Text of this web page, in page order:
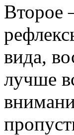
Второе
вида,
лучше